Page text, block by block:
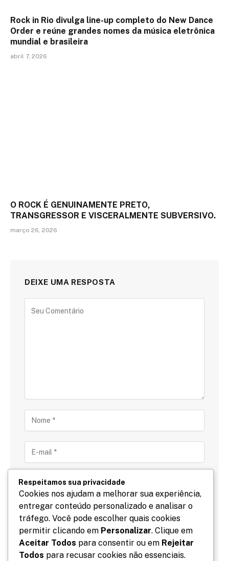
Rock in Rio divulga line-up completo do New Dance
Order e reúne grandes nomes da música eletrônica
mundial e brasileira
abril 7, 2026
O ROCK É GENUINAMENTE PRETO,
TRANSGRESSOR E VISCERALMENTE SUBVERSIVO.
março 26, 2026
DEIXE UMA RESPOSTA
Salve meu nome, email e site neste navegador para
a próxima vez que eu comentar.
Respeitamos sua privacidade
Cookies nos ajudam a melhorar sua experiência,
entregar conteúdo personalizado e analisar o
tráfego. Você pode escolher quais cookies
permitir clicando em Personalizar. Clique em
Aceitar Todos para consentir ou em Rejeitar
Todos para recusar cookies não essenciais.